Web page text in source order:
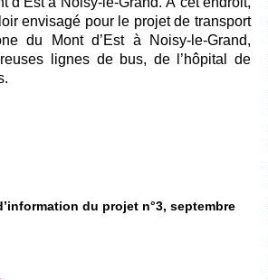
envisagé pour le projet de transport
du Mont d’Est à Noisy-le-Grand,
lignes de bus, de l’hôpital de
du projet n°3, septembre